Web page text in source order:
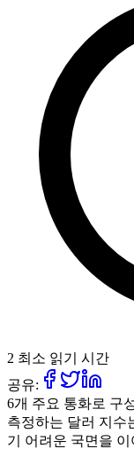
2 최소 읽기 시간
공유:
6개 주요 통화로 구
측정하는 달러 지수
기 어려운 국면을